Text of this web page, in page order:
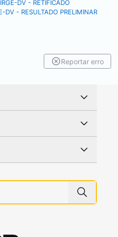
DV - RETIFICADO
DV - RESULTADO PRELIMINAR
Reportar erro